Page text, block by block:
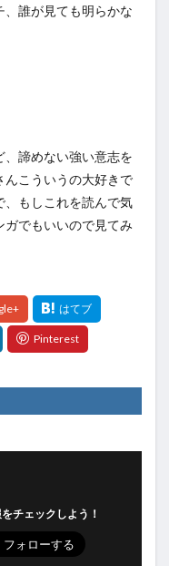
誰が見ても明らかな
諦めない強い意志を
んこういうの大好きで
、もしこれを読んで気
でもいいので見てみ
チェックしよう！